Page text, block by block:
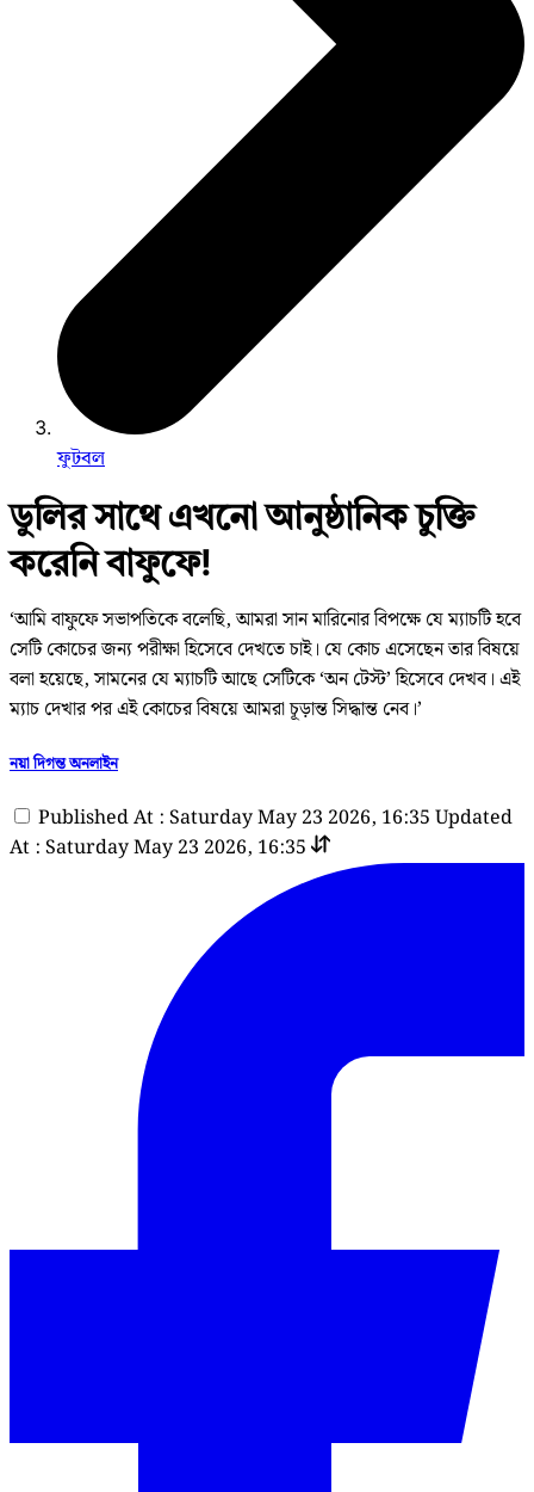
ফুটবল
ডুলির সাথে এখনো আনুষ্ঠানিক চুক্তি
করেনি বাফুফে!
‘আমি বাফুফে সভাপতিকে বলেছি, আমরা সান মারিনোর বিপক্ষে যে ম্যাচটি হবে
সেটি কোচের জন্য পরীক্ষা হিসেবে দেখতে চাই। যে কোচ এসেছেন তার বিষয়ে
বলা হয়েছে, সামনের যে ম্যাচটি আছে সেটিকে ‘অন টেস্ট’ হিসেবে দেখব। এই
ম্যাচ দেখার পর এই কোচের বিষয়ে আমরা চূড়ান্ত সিদ্ধান্ত নেব।’
নয়া দিগন্ত অনলাইন
Published At : Saturday May 23 2026, 16:35 Updated
At : Saturday May 23 2026, 16:35